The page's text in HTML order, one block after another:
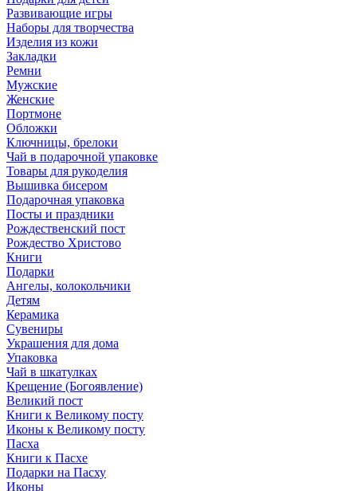
Развивающие игры
Наборы для творчества
Изделия из кожи
Закладки
Ремни
Мужские
Женские
Портмоне
Обложки
Ключницы, брелоки
Чай в подарочной упаковке
Товары для рукоделия
Вышивка бисером
Подарочная упаковка
Посты и праздники
Рождественский пост
Рождество Христово
Книги
Подарки
Ангелы, колокольчики
Детям
Керамика
Сувениры
Украшения для дома
Упаковка
Чай в шкатулках
Крещение (Богоявление)
Великий пост
Книги к Великому посту
Иконы к Великому посту
Пасха
Книги к Пасхе
Подарки на Пасху
Иконы